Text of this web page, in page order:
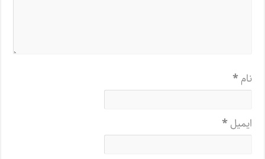
نام*
ایمیل*